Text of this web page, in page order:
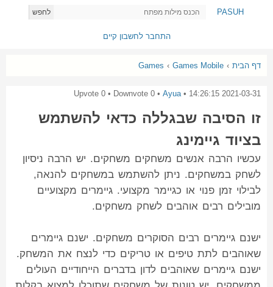
PASUH לחפש
התחבר לחשבון קיים
דף הבית ›
Games › Games Mobile
2021-03-31 14:26:15
•
Ayua
• Upvote
0 • Downvote 0
זו הסיבה שבגללה כדאי להשתמש
בציוד גיימינג
עכשיו הרבה אנשים משחקים משחקים. יש הרבה ניסיון
לשחק במשחקים. ניתן להשתמש במשחקים להנאה,
לבילוי זמן פנוי או כגיימר מקצועי. גיימרים מקצועיים
מובילים רבים אוהבים לשחק משחקים.
ישנם גיימרים רבים הסוקרים משחקים. ישנם גיימרים
שאוהבים לתת טיפים או טריקים כדי לנצח את המשחק.
ישנם גיימרים שאוהבים לדון בדברים הייחודיים העולים